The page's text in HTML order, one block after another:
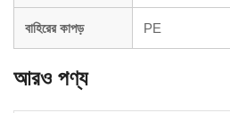
বাহিরের কাপড় PE
আরও পণ্য